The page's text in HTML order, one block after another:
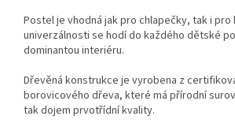
Postel je vhodná jak pro chlapečky, tak i pro
univerzálnosti se hodí do každého dětské
dominantou interiéru.
Dřevěná konstrukce je vyrobena z
borovicového dřeva, které má přírodní
tak dojem prvotřídní kvality.